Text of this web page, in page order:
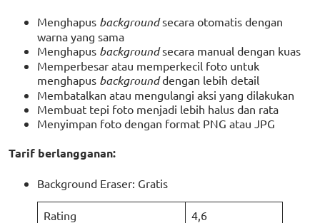
Menghapus backgroundsecara otomatis dengan
warna yang sama
Menghapus backgroundsecara manual dengan kuas
Memperbesar atau memperkecil foto untuk
menghapus backgrounddengan lebih detail
Membatalkan atau mengulangi aksi yang dilakukan
Membuat tepi foto menjadi lebih halus dan rata
Menyimpan foto dengan format PNG atau JPG
Tarif berlangganan:
Background Eraser: Gratis
Rating
4,6